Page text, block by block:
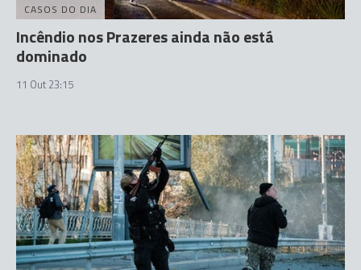
CASOS DO DIA
Incêndio nos Prazeres ainda não está
dominado
11 Out 23:15